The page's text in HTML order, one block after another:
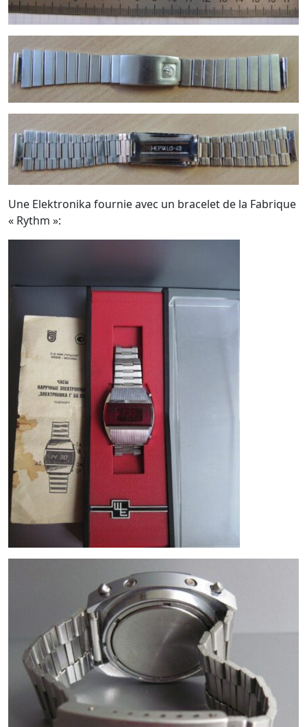
Une Elektronika fournie avec un bracelet de la Fabrique
« Rythm »: